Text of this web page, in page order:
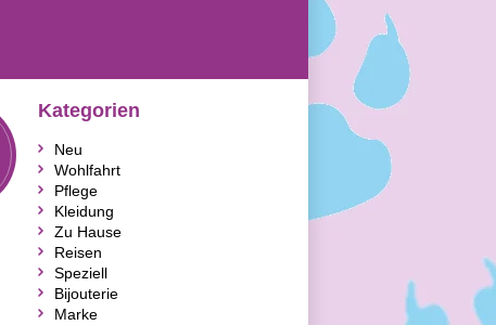
Kategorien
Neu
Wohlfahrt
Pflege
Kleidung
Zu Hause
Reisen
Speziell
Bijouterie
Marke